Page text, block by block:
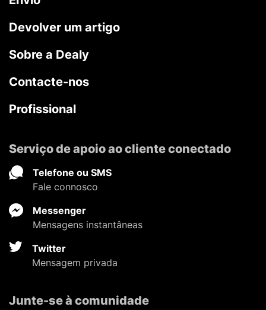
Devolver um artigo
Sobre a Dealy
Contacte-nos
Profissional
Serviço de apoio ao cliente conectado
Telefone ou SMS
Fale connosco
Messenger
Mensagens instantâneas
Twitter
Mensagem privada
Junte-se à comunidade